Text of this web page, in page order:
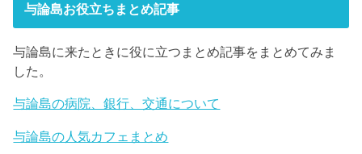
与論島お役立ちまとめ記事
与論島に来たときに役に立つまとめ記事をまとめてみま
した。
与論島の病院、銀行、交通について
与論島の人気カフェまとめ